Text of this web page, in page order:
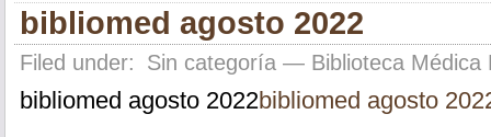
bibliomed agosto 2022
Filed under: Sin categoría— Biblioteca Médica
bibliomed agosto 2022bibliomed agosto